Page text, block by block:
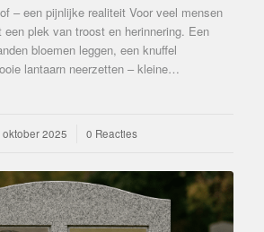
– een pijnlijke realiteit Voor veel mensen
plek van troost en herinnering. Een
bloemen leggen, een knuffel
lantaarn neerzetten – kleine…
oktober 2025
/ 0 Reacties